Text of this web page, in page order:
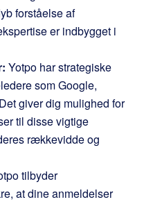
forståelse af
er indbygget i
Yotpo har strategiske
som Google,
giver dig mulighed for
til disse vigtige
rækkevidde og
tilbyder
at dine anmeldelser